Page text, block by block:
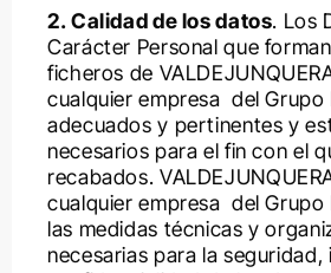
2. Calidad de los datos. Los
Carácter Personal que
ficheros de
cualquier empresa del Grupo
adecuados y pertinentes y
necesarios para el fin con el
recabados.
cualquier empresa del
las medidas técnicas y
necesarias para la